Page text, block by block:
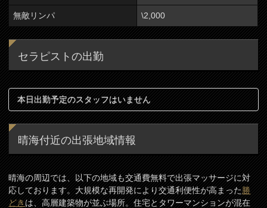
無敵リンパ \2,000
セラピストの出勤
本日出勤予定のスタッフはいません
晴海付近の出張地域情報
晴海の周辺では、以下の地域も交通費無料で出張マッサージに対
応しております。大規模な再開発により交通利便性が高まった勝
どきは、高層建築物が並ぶ場所。住宅とタワーマンションが混在